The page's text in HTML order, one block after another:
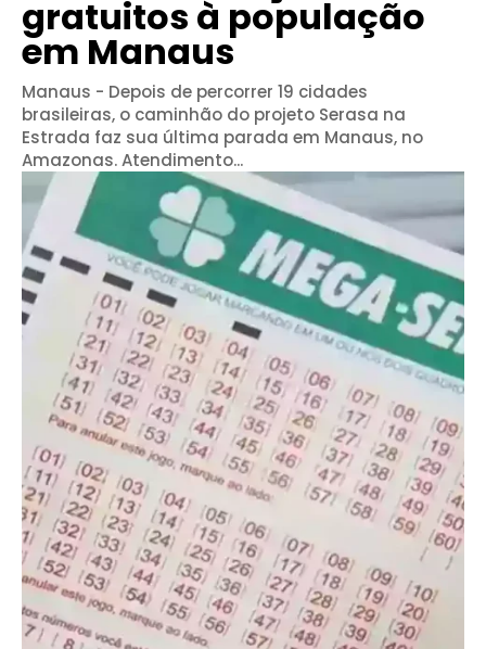
gratuitos à população
em Manaus
Manaus - Depois de percorrer 19 cidades
brasileiras, o caminhão do projeto Serasa na
Estrada faz sua última parada em Manaus, no
Amazonas. Atendimento...